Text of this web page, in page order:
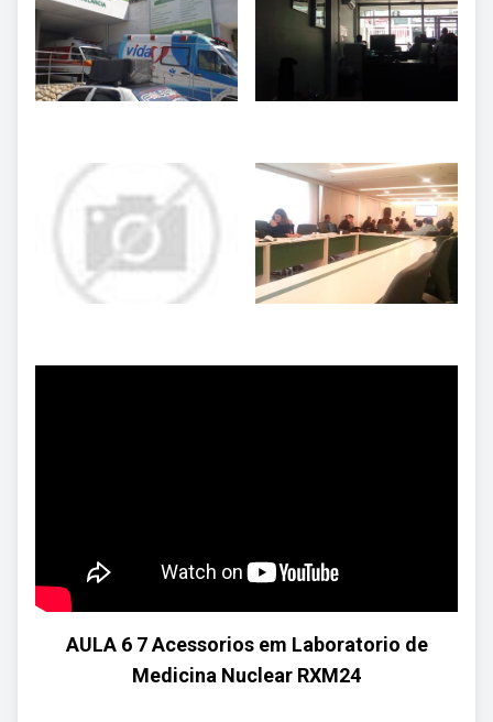
AULA 6 7 Acessorios em Laboratorio de
Medicina Nuclear RXM24